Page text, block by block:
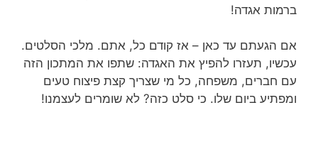
ברמות אגדה!
אם הגעתם עד כאן – אז קודם כל, אתם. מלכי הסלטים.
עכשיו, תעזרו להפיץ את האגדה: שתפו את המתכון הזה
עם חברים, משפחה, כל מי שצריך קצת פיצוח טעים
ומפתיע ביום שלו. כי סלט כזה? לא שומרים לעצמנו!